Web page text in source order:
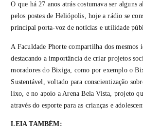
O que há 27 anos atrás costumava ser alguns
pelos postes de Heliópolis, hoje a rádio se
principal porta-voz de notícias e utilidade
A Faculdade Phorte compartilha dos mesmos
destacando a importância de criar projetos
moradores do Bixiga, como por exemplo o
Sustentável, voltado para conscientização
lixo, e no apoio a Arena Bela Vista, projeto
através do esporte para as crianças e
LEIA TAMBÉM: